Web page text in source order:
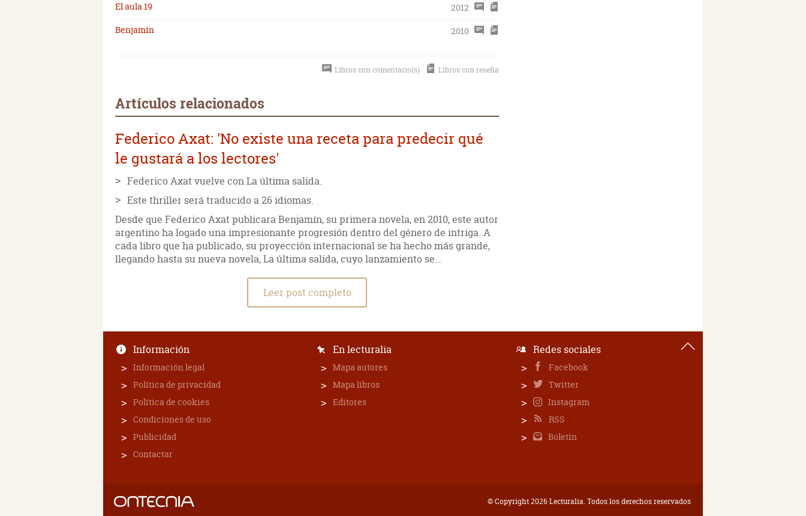
El aula 19
2012
Benjamín
2010
Libros con comentario(s) Libros con reseña
Artículos relacionados
Federico Axat: 'No existe una receta para predecir qué
le gustará a los lectores'
Federico Axat vuelve con La última salida.
Este thriller será traducido a 26 idiomas.
Desde que Federico Axat publicara Benjamín, su primera novela, en 2010, este autor
argentino ha logado una impresionante progresión dentro del género de intriga. A
cada libro que ha publicado, su proyección internacional se ha hecho más grande,
llegando hasta su nueva novela, La última salida, cuyo lanzamiento se…
Leer post completo
Información
Información legal
Política de privacidad
Política de cookies
Condiciones de uso
Publicidad
Contactar
En lecturalia
Mapa autores
Mapa libros
Editores
Redes sociales
Facebook
Twitter
Instagram
RSS
Boletín
© Copyright 2026 Lecturalia. Todos los derechos reservados